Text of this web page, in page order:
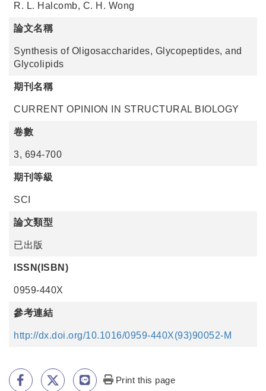
R. L. Halcomb, C. H. Wong
論文名稱
Synthesis of Oligosaccharides, Glycopeptides, and
Glycolipids
期刊名稱
CURRENT OPINION IN STRUCTURAL BIOLOGY
卷數
3, 694-700
期刊等級
SCI
論文類型
已出版
ISSN(ISBN)
0959-440X
參考連結
http://dx.doi.org/10.1016/0959-440X(93)90052-M
Print this page